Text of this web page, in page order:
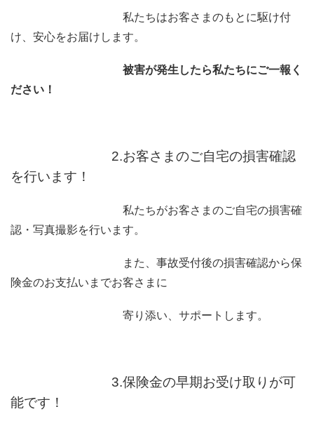
私たちはお客さまのもとに駆け付
け、安心をお届けします。
被害が発生したら私たちにご一報く
ださい！
2.お客さまのご自宅の損害確認
を行います！
私たちがお客さまのご自宅の損害確
認・写真撮影を行います。
また、事故受付後の損害確認から保
険金のお支払いまでお客さまに
寄り添い、サポートします。
3.保険金の早期お受け取りが可
能です！